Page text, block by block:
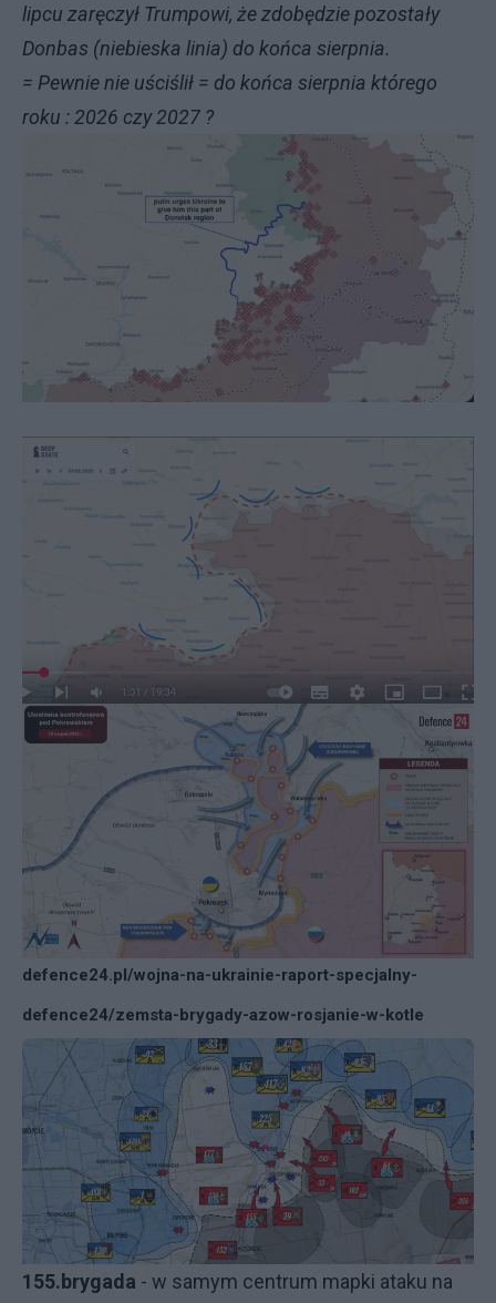
lipcu zaręczył Trumpowi, że zdobędzie pozostały
Donbas (niebieska linia) do końca sierpnia.
= Pewnie nie uściślił = do końca sierpnia którego
roku : 2026 czy 2027 ?
defence24.pl/wojna-na-ukrainie-raport-specjalny-
defence24/zemsta-brygady-azow-rosjanie-w-kotle
155.brygada - w samym centrum mapki ataku na